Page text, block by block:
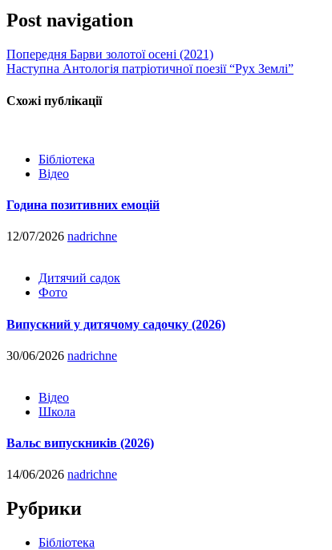
Post navigation
Попередня Барви золотої осені (2021)
Наступна Антологія патріотичної поезії “Рух Землі”
Схожі публікації
Бібліотека
Відео
Година позитивних емоцій
12/07/2026 nadrichne
Дитячий садок
Фото
Випускний у дитячому садочку (2026)
30/06/2026 nadrichne
Відео
Школа
Вальс випускників (2026)
14/06/2026 nadrichne
Рубрики
Бібліотека